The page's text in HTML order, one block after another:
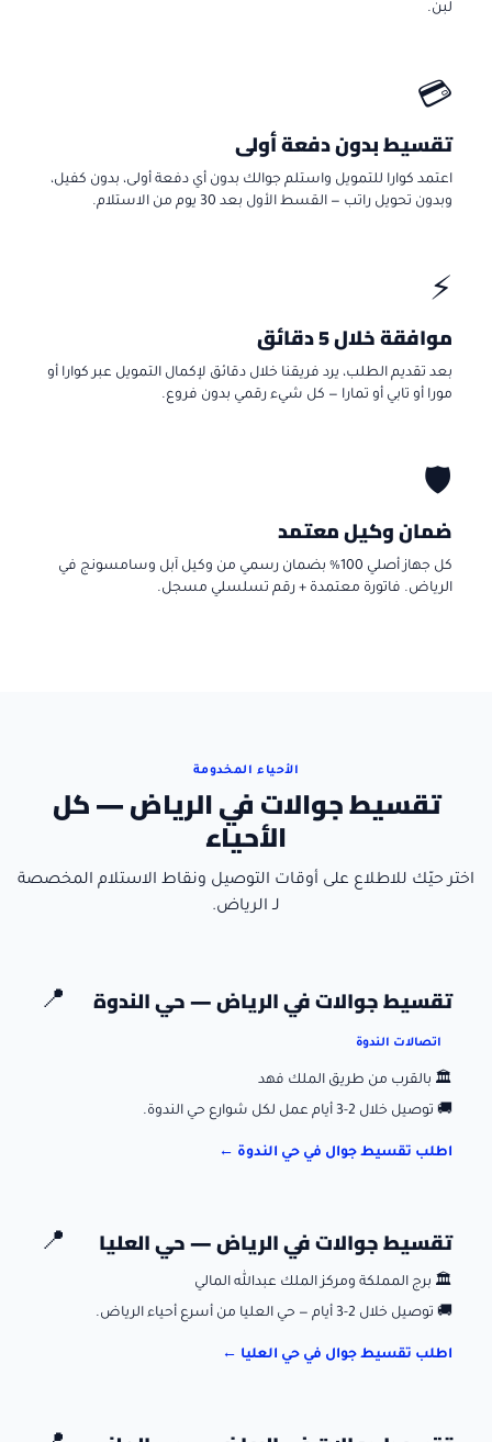
لبن.
💳
تقسيط بدون دفعة أولى
اعتمد كوارا للتمويل واستلم جوالك بدون أي دفعة أولى، بدون كفيل،
وبدون تحويل راتب — القسط الأول بعد 30 يوم من الاستلام.
⚡
موافقة خلال 5 دقائق
بعد تقديم الطلب، يرد فريقنا خلال دقائق لإكمال التمويل عبر كوارا أو
مورا أو تابي أو تمارا — كل شيء رقمي بدون فروع.
🛡️
ضمان وكيل معتمد
كل جهاز أصلي 100% بضمان رسمي من وكيل آبل وسامسونج في
الرياض. فاتورة معتمدة + رقم تسلسلي مسجل.
الأحياء المخدومة
تقسيط جوالات في الرياض — كل
الأحياء
اختر حيّك للاطلاع على أوقات التوصيل ونقاط الاستلام المخصصة
لـ الرياض.
تقسيط جوالات فيالرياض—حي الندوة 📍
اتصالات الندوة
🏛️ بالقرب من طريق الملك فهد
🚚 توصيل خلال 2-3 أيام عمل لكل شوارع حي الندوة.
اطلب تقسيط جوال في حي الندوة ←
تقسيط جوالات فيالرياض—حي العليا 📍
🏛️ برج المملكة ومركز الملك عبدالله المالي
🚚 توصيل خلال 2-3 أيام — حي العليا من أسرع أحياء الرياض.
اطلب تقسيط جوال في حي العليا ←